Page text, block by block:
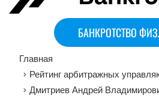
БАНКРОТСТВО
Главная
> Рейтинг арбитражных
> Дмитриев Андрей